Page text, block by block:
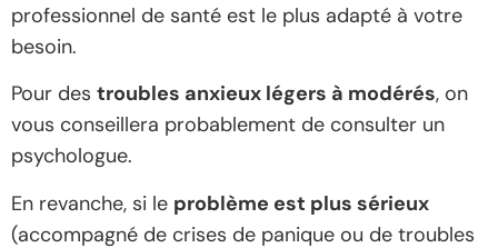
professionnel de santé est le plus adapté à votre
besoin.
Pour des troubles anxieux légers à modérés, on
vous conseillera probablement de consulter un
psychologue.
En revanche, si le problème est plus sérieux
(accompagné de crises de panique ou de troubles